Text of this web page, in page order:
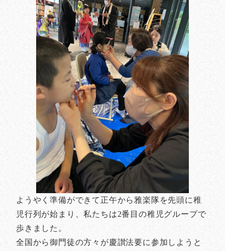
ようやく準備ができて正午から雅楽隊を先頭に稚
児行列が始まり、私たちは2番目の稚児グループで
歩きました。
全国から御門徒の方々が慶讃法要に参加しようと